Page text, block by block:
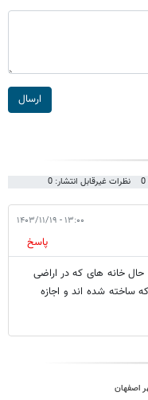
ارسال
نظرات غیرقابل انتشار: 0
۱۳:۰۰ - ۱۴۰۳/۱۱/۱۹
پاسخ
خانه های که در اراضی
۳۰ سال هستند که ساخته شده اند و اجازه
اصفهان